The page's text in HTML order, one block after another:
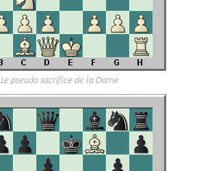
Le pseudo sacrifice de la Dame